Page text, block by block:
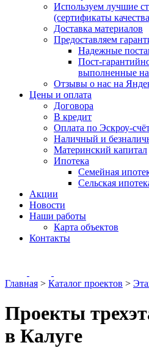
Используем лучшие
(сертификаты
Доставка материалов
Предоставляем
Надежные
Пост-
выполненные
Отзывы о нас на
Цены и оплата
Договора
В кредит
Оплата по Эскроу-
Наличный и
Материнский капитал
Ипотека
Семейная
Сельская
Акции
Новости
Наши работы
Карта объектов
Контакты
Главная > Каталог проектов >
Проекты
в Калуге